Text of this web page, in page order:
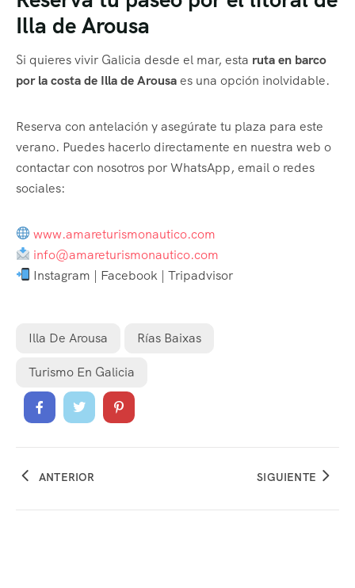
Illa de Arousa
Si quieres vivir Galicia desde el mar, esta ruta en barco
por la costa de Illa de Arousaes una opción inolvidable.
Reserva con antelación y asegúrate tu plaza para este
verano. Puedes hacerlo directamente en nuestra web o
contactar con nosotros por WhatsApp, email o redes
sociales:
www.amareturismonautico.com
info@amareturismonautico.com
Instagram | Facebook | Tripadvisor
Illa De Arousa Rías Baixas
Turismo En Galicia
ANTERIOR SIGUIENTE